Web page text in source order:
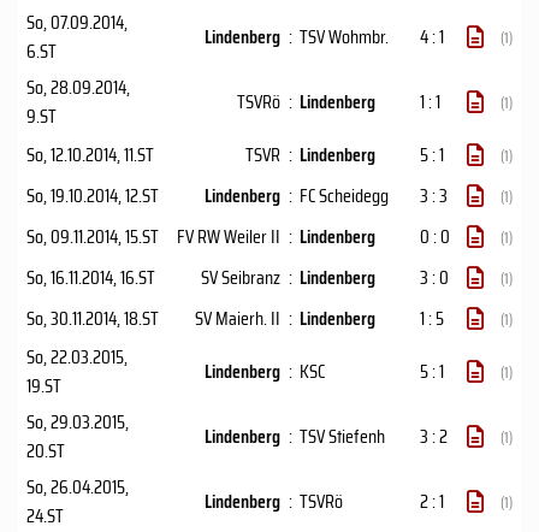
So, 07.09.2014,
6.ST
Lindenberg : TSV Wohmbr. 4 : 1 (1)
So, 28.09.2014,
9.ST
TSVRö : Lindenberg 1 : 1 (1)
So, 12.10.2014, 11.ST TSVR : Lindenberg 5 : 1 (1)
So, 19.10.2014, 12.ST Lindenberg : FC Scheidegg 3 : 3 (1)
So, 09.11.2014, 15.ST FV RW Weiler II : Lindenberg 0 : 0 (1)
So, 16.11.2014, 16.ST SV Seibranz : Lindenberg 3 : 0 (1)
So, 30.11.2014, 18.ST SV Maierh. II : Lindenberg 1 : 5 (1)
So, 22.03.2015,
19.ST
Lindenberg : KSC 5 : 1 (1)
So, 29.03.2015,
20.ST
Lindenberg : TSV Stiefenh 3 : 2 (1)
So, 26.04.2015,
24.ST
Lindenberg : TSVRö 2 : 1 (1)